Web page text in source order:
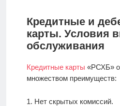
Кредитные и
карты. Условия
обслуживания
Кредитные карты «РСХБ»
множеством преимуществ:
Нет скрытых комиссий.